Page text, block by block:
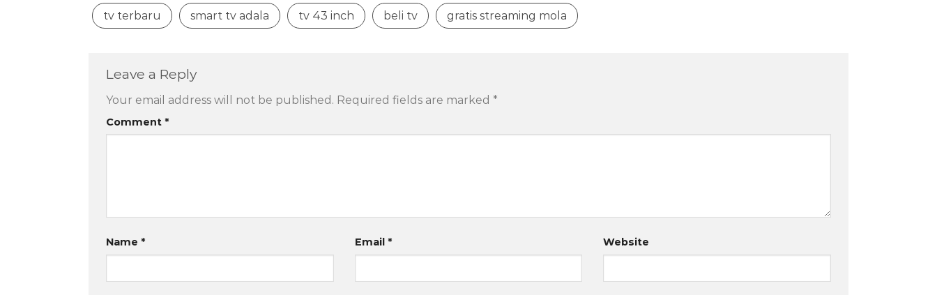
tv terbaru smart tv adala tv 43 inch beli tv gratis streaming mola
Leave a Reply
Your email address will not be published. Required fields are marked *
Comment *
Name * Email * Website